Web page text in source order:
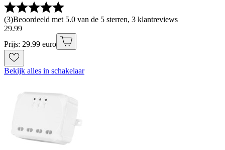
(3)Beoordeeld met 5.0 van de 5 sterren, 3 klantreviews
29.99
Prijs: 29.99 euro
Bekijk alles in schakelaar